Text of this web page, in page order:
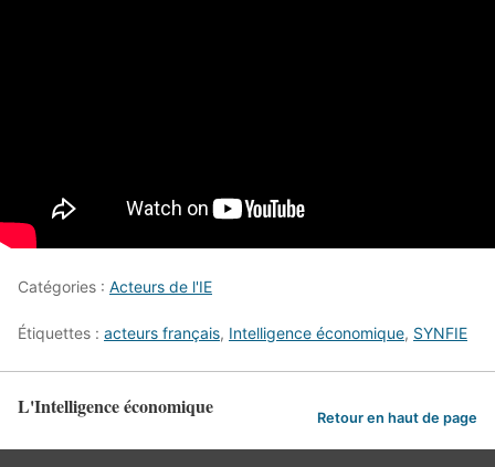
Catégories : Acteurs de l'IE
Étiquettes : acteurs français, Intelligence économique, SYNFIE
L'Intelligence économique Retour en haut de page